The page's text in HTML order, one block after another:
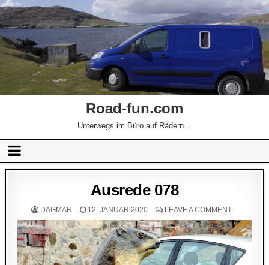
Road-fun.com
Unterwegs im Büro auf Rädern…
Ausrede 078
DAGMAR 12. JANUAR 2020 LEAVE A COMMENT